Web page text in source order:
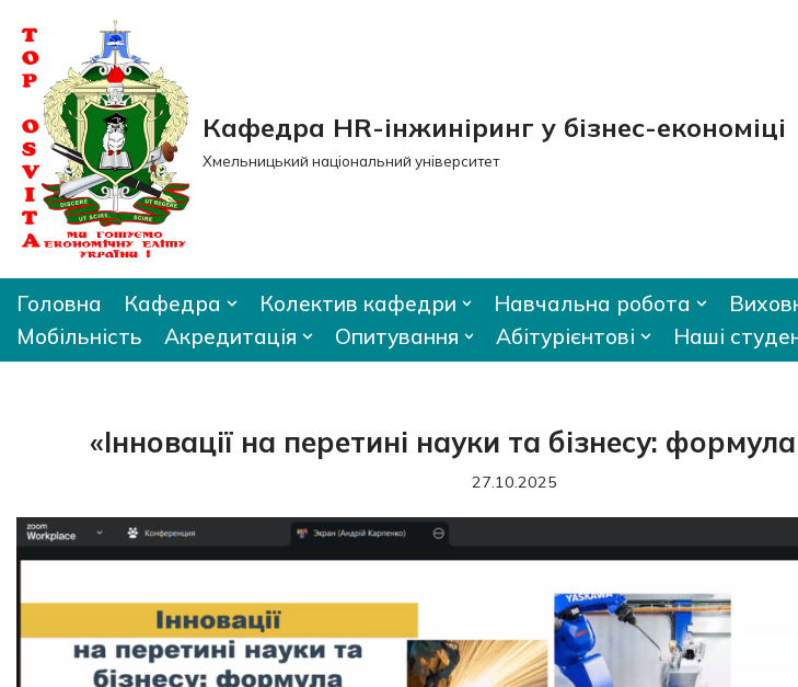
Перейти
до
вмісту
Кафедра HR-інжиніринг у бізнес-економіці
Хмельницький національний університет
Головна Кафедра Колектив кафедри Навчальна робота
Мобільність
Акредитація Опитування Абітурієнтові Наші
«Інновації на перетині науки та бізнесу:
27.10.2025